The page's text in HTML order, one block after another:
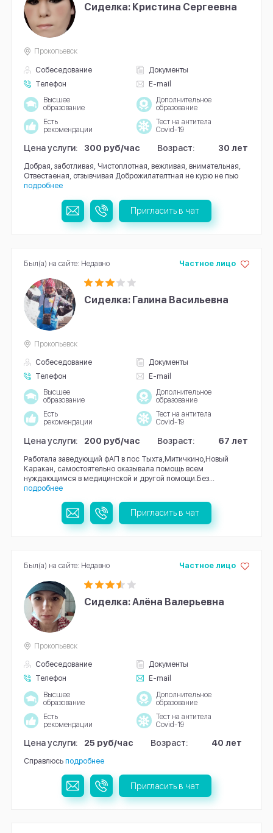
Сиделка: Кристина Сергеевна
Собеседование
Документы
Телефон
E-mail
Прокопьевск
Высшее
образование
Дополнительное
образование
Есть
рекомендации
Тест на антитела
Covid-19
Цена услуги: 300 руб/час Возраст: 30 лет
Добрая, заботливая, Чистоплотная, вежливая, внимательная,
Отвестаеная, отзывчивая Доброжилателтная не курю не пью
подробнее
Пригласить в чат
Сиделка: Галина Васильевна
Собеседование
Документы
Телефон
E-mail
Частное лицо
Прокопьевск
Высшее
образование
Дополнительное
образование
Есть
рекомендации
Тест на антитела
Covid-19
Цена услуги: 200 руб/час Возраст: 67 лет
Работала заведующий фАП в пос Тыхта,Митичкино,Новый
Каракан, самостоятельно оказывала помощь всем
нуждающимся в медицинской и другой помощи.Без...
подробнее
Был(а) на сайте: Недавно
Пригласить в чат
Сиделка: Алёна Валерьевна
Собеседование
Документы
Телефон
E-mail
Частное лицо
Прокопьевск
Высшее
образование
Дополнительное
образование
Есть
рекомендации
Тест на антитела
Covid-19
Цена услуги: 25 руб/час Возраст: 40 лет
Справлюсь подробнее
Был(а) на сайте: Недавно
Пригласить в чат